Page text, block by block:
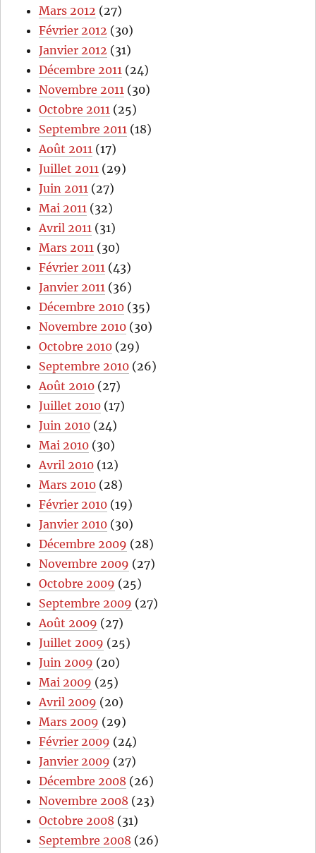
Mars 2012 (27)
Février 2012 (30)
Janvier 2012 (31)
Décembre 2011 (24)
Novembre 2011 (30)
Octobre 2011 (25)
Septembre 2011 (18)
Août 2011 (17)
Juillet 2011 (29)
Juin 2011 (27)
Mai 2011 (32)
Avril 2011 (31)
Mars 2011 (30)
Février 2011 (43)
Janvier 2011 (36)
Décembre 2010 (35)
Novembre 2010 (30)
Octobre 2010 (29)
Septembre 2010 (26)
Août 2010 (27)
Juillet 2010 (17)
Juin 2010 (24)
Mai 2010 (30)
Avril 2010 (12)
Mars 2010 (28)
Février 2010 (19)
Janvier 2010 (30)
Décembre 2009 (28)
Novembre 2009 (27)
Octobre 2009 (25)
Septembre 2009 (27)
Août 2009 (27)
Juillet 2009 (25)
Juin 2009 (20)
Mai 2009 (25)
Avril 2009 (20)
Mars 2009 (29)
Février 2009 (24)
Janvier 2009 (27)
Décembre 2008 (26)
Novembre 2008 (23)
Octobre 2008 (31)
Septembre 2008 (26)